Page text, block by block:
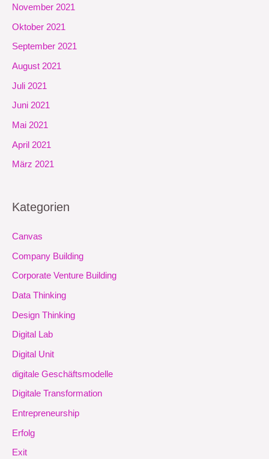
November 2021
Oktober 2021
September 2021
August 2021
Juli 2021
Juni 2021
Mai 2021
April 2021
März 2021
Kategorien
Canvas
Company Building
Corporate Venture Building
Data Thinking
Design Thinking
Digital Lab
Digital Unit
digitale Geschäftsmodelle
Digitale Transformation
Entrepreneurship
Erfolg
Exit